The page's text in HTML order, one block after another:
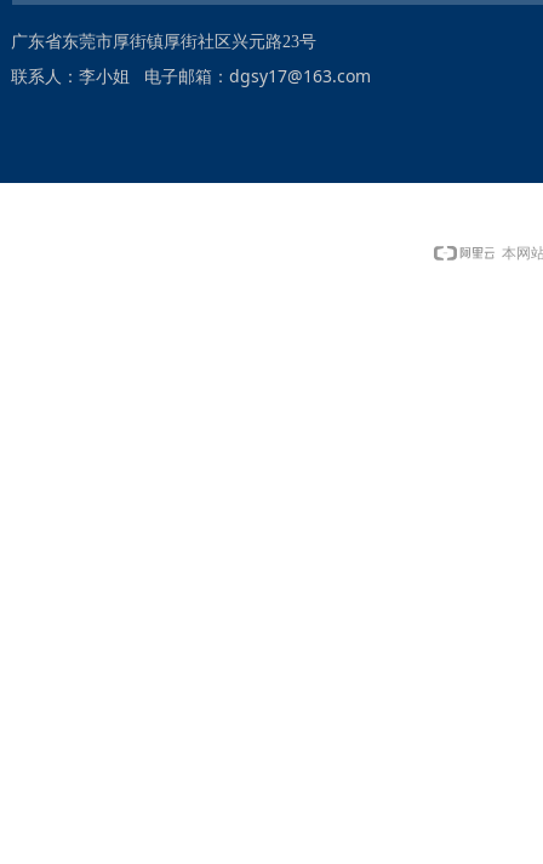
广东省东莞市厚街镇厚街社区兴元路23号
联系人：李小姐 电子邮箱： dgsy17@163.com
本网